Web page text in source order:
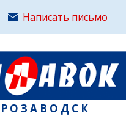
Написать письмо